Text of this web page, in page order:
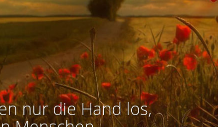
nur die Hand los,